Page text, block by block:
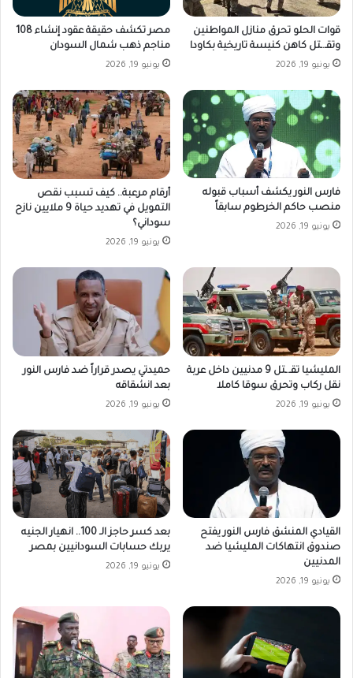
قوات الحلو تحرق منازل المواطنين
وتقـ.ـتل كاهن كنيسة تاريخية بكاودا
يونيو 19, 2026
مصر تكشف حقيقة عقود إنشاء 108
مناجم ذهب شمال السودان
يونيو 19, 2026
فارس النور يكشف أسباب قبوله
منصب حاكم الخرطوم سابقاً
يونيو 19, 2026
أرقام مرعبة.. كيف تسبب نقص
التمويل في تهديد حياة 9 ملايين نازح
سوداني؟
يونيو 19, 2026
المليشيا تقـ.ـتل 9 مدنيين داخل عربة
نقل ركاب وتحرق سوقا كاملا
يونيو 19, 2026
حميدتي يصدر قراراً ضد فارس النور
بعد انشقاقه
يونيو 19, 2026
القيادي المنشق فارس النور يفتح
صندوق انتهاكات المليشيا ضد
المدنيين
يونيو 19, 2026
بعد كسر حاجز الـ 100.. انهيار الجنيه
يربك حسابات السودانيين بمصر
يونيو 19, 2026